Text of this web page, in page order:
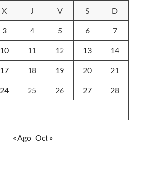
X J V S D
3 4 5 6 7
10 11 12 13 14
17 18 19 20 21
24 25 26 27 28
« Ago Oct »